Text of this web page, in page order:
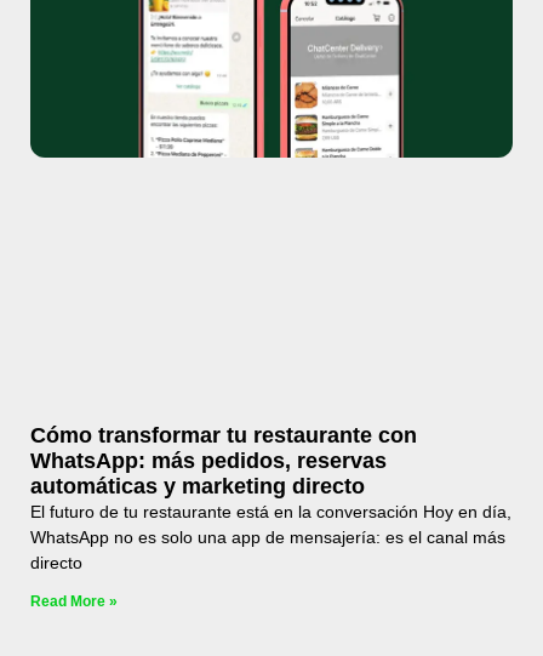
Cómo transformar tu restaurante con
WhatsApp: más pedidos, reservas
automáticas y marketing directo
El futuro de tu restaurante está en la conversación Hoy en día,
WhatsApp no es solo una app de mensajería: es el canal más
directo
Read More »